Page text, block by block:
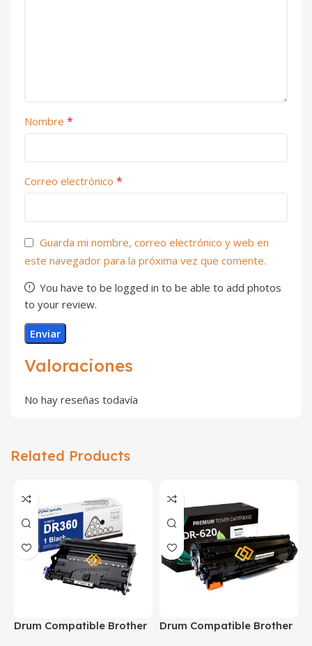
Valoraciones
No hay reseñas todavía
Nombre *
Correo electrónico *
Guarda mi nombre, correo electrónico y web en
este navegador para la próxima vez que comente.
You have to be logged in to be able to add photos
to your review.
Related Products
Drum Compatible Brother
Drum Compatible Brother